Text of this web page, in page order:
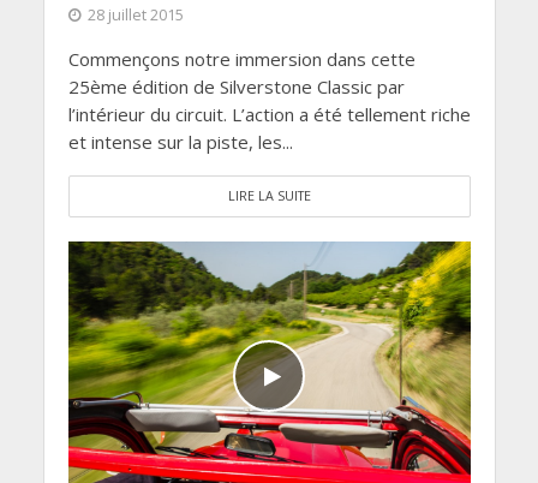
28 juillet 2015
Commençons notre immersion dans cette
25ème édition de Silverstone Classic par
l’intérieur du circuit. L’action a été tellement riche
et intense sur la piste, les...
LIRE LA SUITE